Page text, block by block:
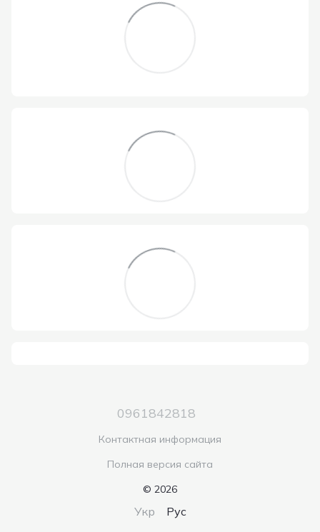
0961842818
Контактная информация
Полная версия сайта
© 2026
Укр Рус